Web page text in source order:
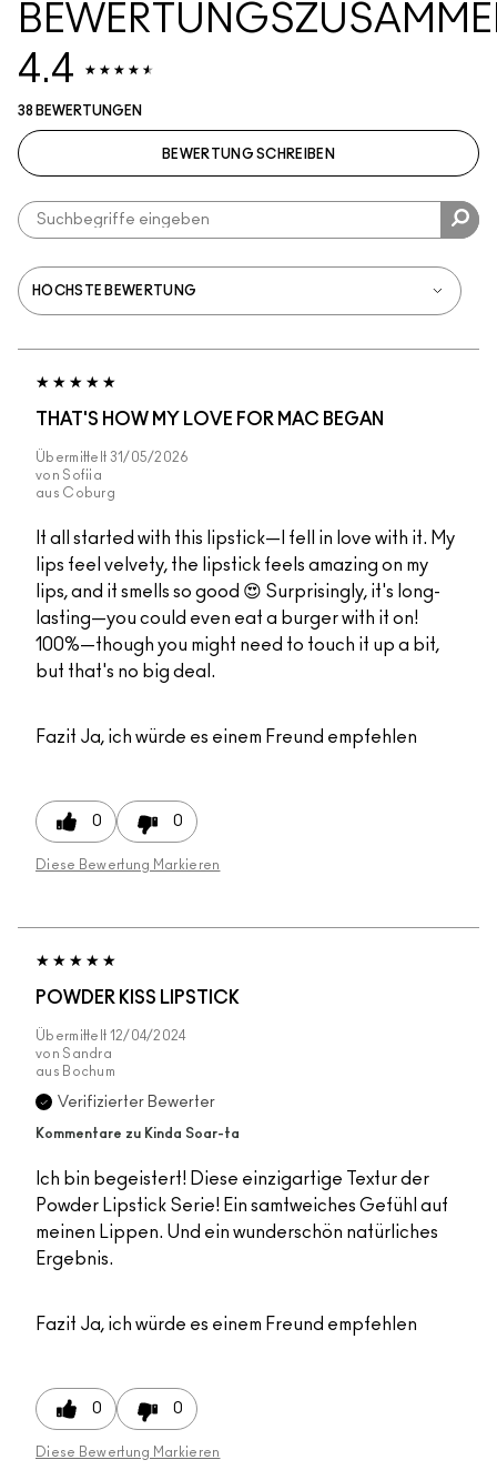
4.4
38 BEWERTUNGEN
BEWERTUNG SCHREIBEN
THAT'S HOW MY LOVE FOR MAC BEGAN
Übermittelt 31/05/2026
von Sofiia
aus Coburg
It all started with this lipstick—I fell in love with it. My
lips feel velvety, the lipstick feels amazing on my
lips, and it smells so good 😍 Surprisingly, it's long-
lasting—you could even eat a burger with it on!
100%—though you might need to touch it up a bit,
but that's no big deal.
Fazit Ja, ich würde es einem Freund empfehlen
0 0
Diese Bewertung Markieren
POWDER KISS LIPSTICK
Übermittelt 12/04/2024
von Sandra
aus Bochum
Verifizierter Bewerter
Kommentare zu Kinda Soar-ta
Ich bin begeistert! Diese einzigartige Textur der
Powder Lipstick Serie! Ein samtweiches Gefühl auf
meinen Lippen. Und ein wunderschön natürliches
Ergebnis.
Fazit Ja, ich würde es einem Freund empfehlen
0 0
Diese Bewertung Markieren